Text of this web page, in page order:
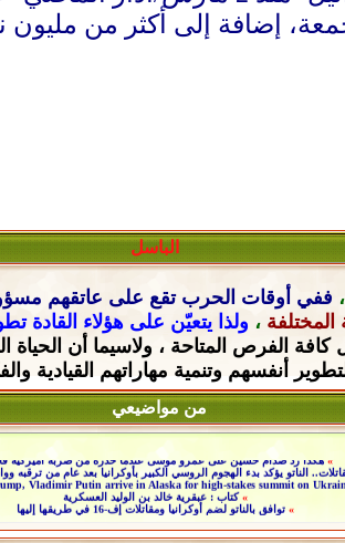
الباسل
ففي أوقات الحرب تقع على عاتقهم
، ولذا يتعيّن على هؤلاء القادة
كافة الفرص المتاحة ، ولاسيما أن الحياة
أنفسهم وتنمية مهاراتهم القيادية
من مواضيعي
هكذا ردّ صدام حسين على عمرو موسى عندما حذره من ضربة أميركية
الناتو يؤكد بدء الهجوم الروسي الكبير بأوكرانيا بعد عام من ترقبه
Vladimir Putin arrive in Alaska for high-stakes summit on
»كتاب : عبقرية خالد بن الوليد العسكرية
توافق بالناتو لضم أوكرانيا ومقاتلات إف-16 في طريقها إليها